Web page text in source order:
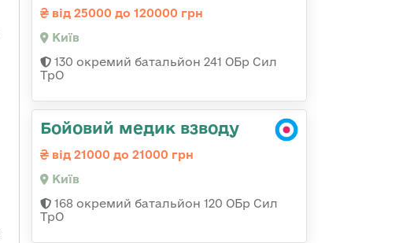
від 25000 до 120000 грн
Київ
130 окремий батальйон 241 ОБр Сил
ТрО
Бойовий медик взводу
від 21000 до 21000 грн
Київ
168 окремий батальйон 120 ОБр Cил
ТрО